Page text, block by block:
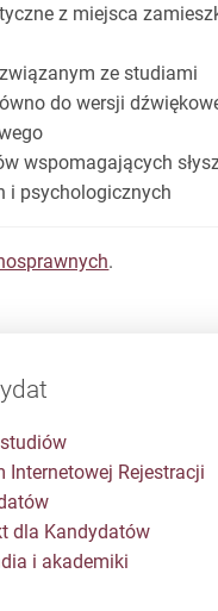
z miejsca
ze studiami
do wersji
wspomagających
i psychologicznych
.
Internetowej Rejestracji
dla Kandydatów
i akademiki